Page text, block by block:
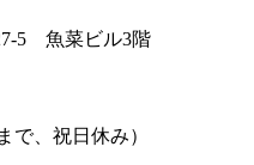
5 魚菜ビル3階
で、祝日休み）